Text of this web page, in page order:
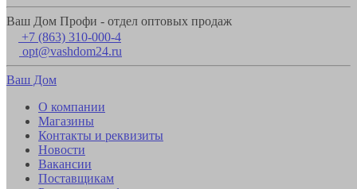
Ваш Дом Профи - отдел оптовых продаж
+7 (863) 310-000-4
opt@vashdom24.ru
Ваш Дом
О компании
Магазины
Контакты и реквизиты
Новости
Вакансии
Поставщикам